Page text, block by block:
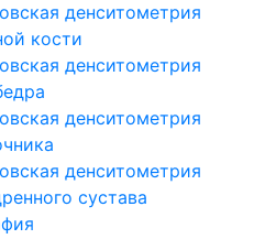
денситометрия
кости
денситометрия
денситометрия
денситометрия
сустава